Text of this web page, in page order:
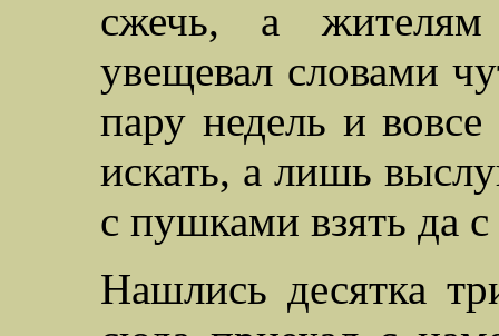
сжечь, а
увещевал словами
пару недель и
искать, а лишь
с пушками взять да
Нашлись десятка